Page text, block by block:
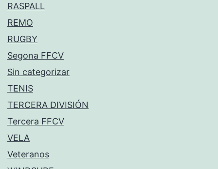
RASPALL
REMO
RUGBY
Segona FFCV
Sin categorizar
TENIS
TERCERA DIVISIÓN
Tercera FFCV
VELA
Veteranos